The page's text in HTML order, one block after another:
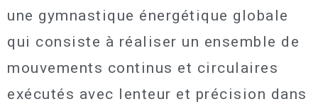
une gymnastique énergétique globale
qui consiste à réaliser un ensemble de
mouvements continus et circulaires
exécutés avec lenteur et précision dans